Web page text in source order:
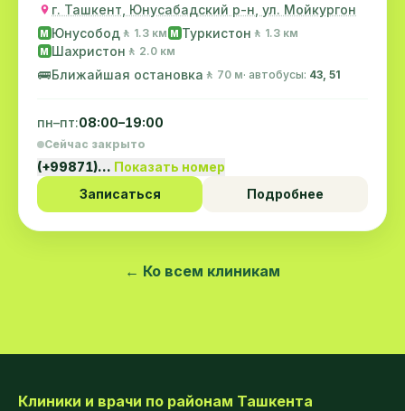
г. Ташкент, Юнусабадский р-н, ул. Мойкургон
M Юнусобод 🚶 1.3 км M Туркистон 🚶 1.3 км
M Шахристон 🚶 2.0 км
🚌Ближайшая остановка 🚶 70 м· автобусы: 43, 51
пн–пт:08:00–19:00
Сейчас закрыто
(+99871)… Показать номер
Записаться
Подробнее
← Ко всем клиникам
Клиники и врачи по районам Ташкента